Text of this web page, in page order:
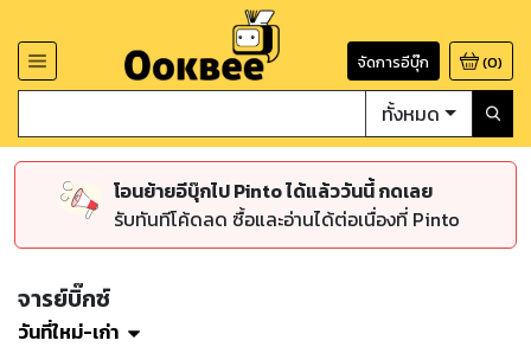
จัดการอีบุ๊ก (0)
ทั้งหมด
โอนย้ายอีบุ๊กไป Pinto ได้แล้ววันนี้ กดเลย
รับทันทีโค้ดลด ซื้อและอ่านได้ต่อเนื่องที่ Pinto
จารย์บิ๊กซ์
วันที่ใหม่-เก่า